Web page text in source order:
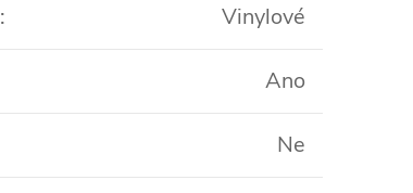
: Vinylové
Ano
Ne